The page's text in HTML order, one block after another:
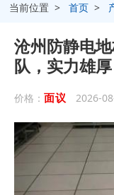
当前位置 >首页 >
沧州防静电
队，实力雄厚
价格： 面议 2026-